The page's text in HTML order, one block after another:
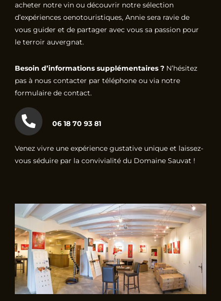
acheter notre vin ou découvrir notre sélection
d’expériences oenotouristiques, Annie sera ravie de
vous guider et de partager avec vous sa passion pour
le terroir auvergnat.
Besoin d’informations supplémentaires ?N’hésitez
pas à nous contacter par téléphone ou via notre
formulaire de contact.
06 18 70 93 81
Venez vivre une expérience gustative unique et laissez-
vous séduire par la convivialité du Domaine Sauvat !